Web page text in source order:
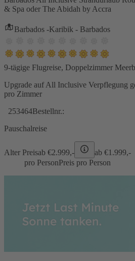
& Spa oder The Abidah by Accra
Barbados -Karibik - Barbados
9-tägige Flugreise, Doppelzimmer
Upgrade auf All Inclusive Verpflegung
pro Zimmer
253464Bestellnr.:
Pauschalreise
Alter Preisab €2.999,- ab €1.999,-
pro PersonPreis pro Person